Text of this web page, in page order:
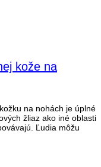
kože na
na nohách je úplné
žliaz ako iné oblasti
Ľudia môžu